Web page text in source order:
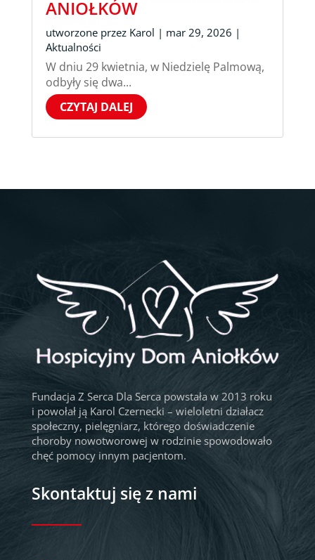
ANIOŁKÓW
utworzone przez Karol | mar 29, 2026 |
Aktualności
W dniu 29 kwietnia, w Niedzielę Palmową,
odbyły się dwa...
CZYTAJ DALEJ
Fundacja Z Serca Dla Serca powstała w 2013 roku
i powołał ją Karol Czernecki – wieloletni działacz
społeczny, pielęgniarz, którego doświadczenie
choroby nowotworowej w rodzinie spowodowało
chęć pomocy innym pacjentom.
Skontaktuj się z nami